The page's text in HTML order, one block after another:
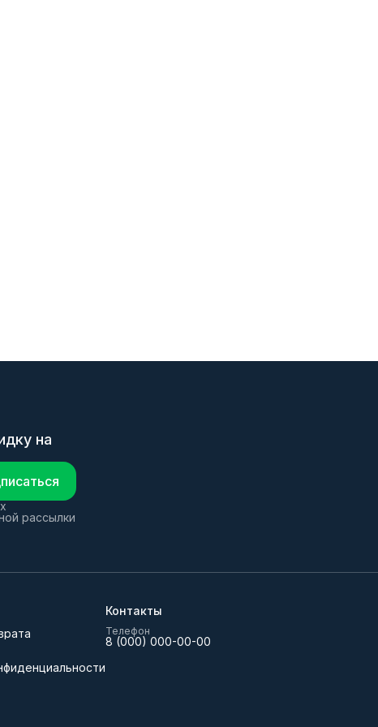
на
рассылки
Контакты
Телефон
8 (000) 000-00-00